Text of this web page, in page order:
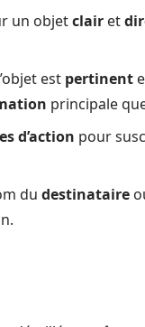
un objetclair et
est pertinent
principale
d’action pour
du destinataire